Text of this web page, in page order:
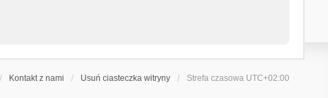
Kontakt z nami Usuń ciasteczka witryny Strefa czasowa UTC+02:00